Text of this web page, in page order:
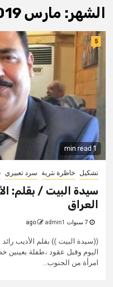
الشهر: مارس 2019
1 min read
5
تشكيل خاظرة نثرية سرد تعبيري
سيدة البيت / بقلم:
العراق
admin1
((سيدة البيت )) بقلم الأديب
اليوم وقبل عقود ،طفلة
امرأة من الجنوب...